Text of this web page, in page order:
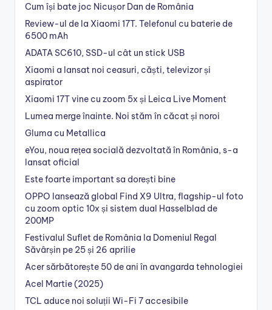
Cum își bate joc Nicușor Dan de România
Review-ul de la Xiaomi 17T. Telefonul cu baterie de
6500 mAh
ADATA SC610, SSD-ul cât un stick USB
Xiaomi a lansat noi ceasuri, căști, televizor și
aspirator
Xiaomi 17T vine cu zoom 5x și Leica Live Moment
Lumea merge înainte. Noi stăm în căcat și noroi
Gluma cu Metallica
eYou, noua rețea socială dezvoltată în România, s-a
lansat oficial
Este foarte important sa dorești bine
OPPO lansează global Find X9 Ultra, flagship-ul foto
cu zoom optic 10x și sistem dual Hasselblad de
200MP
Festivalul Suflet de România la Domeniul Regal
Săvârșin pe 25 și 26 aprilie
Acer sărbătorește 50 de ani în avangarda tehnologiei
Acel Martie (2025)
TCL aduce noi soluții Wi-Fi 7 accesibile